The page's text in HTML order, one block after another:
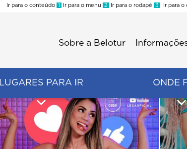
Ir para o conteúdo 1 Ir para o menu 2 Ir para o rodapé 3 Ir para o
Sobre a Belotur
LUGARES PARA IR ONDE